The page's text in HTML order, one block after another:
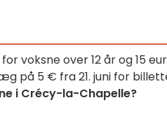
voksne over 12 år og 15
på 5 € fra 21. juni for
i Crécy-la-Chapelle?